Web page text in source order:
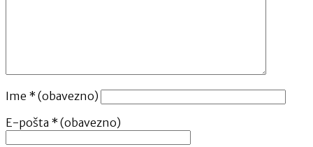
Ime * (obavezno)
E-pošta * (obavezno)